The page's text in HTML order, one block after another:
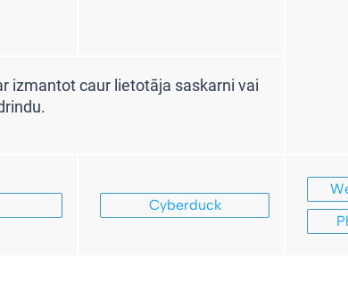
izmantot caur lietotāja saskarni vai
Cyberduck